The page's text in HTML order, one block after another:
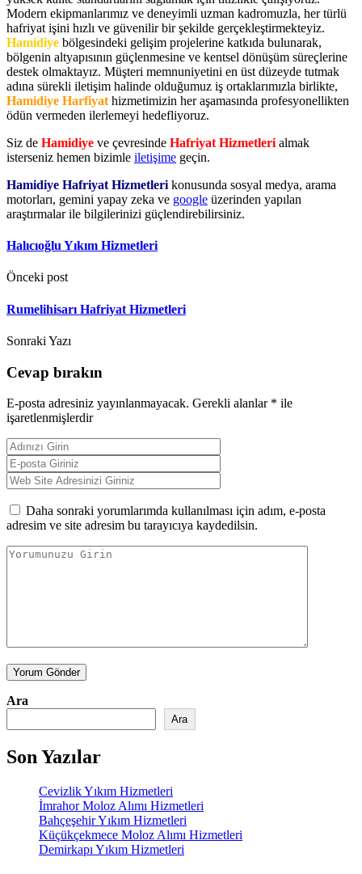
Modern ekipmanlarımız ve deneyimli uzman kadromuzla, her türlü
hafriyat işini hızlı ve güvenilir bir şekilde gerçekleştirmekteyiz.
Hamidiye bölgesindeki gelişim projelerine katkıda bulunarak,
bölgenin altyapısının güçlenmesine ve kentsel dönüşüm süreçlerine
destek olmaktayız. Müşteri memnuniyetini en üst düzeyde tutmak
adına sürekli iletişim halinde olduğumuz iş ortaklarımızla birlikte,
Hamidiye Harfiyat hizmetimizin her aşamasında profesyonellikten
ödün vermeden ilerlemeyi hedefliyoruz.
Siz de Hamidiye ve çevresinde Hafriyat Hizmetleri almak
isterseniz hemen bizimle iletişime geçin.
Hamidiye Hafriyat Hizmetleri konusunda sosyal medya, arama
motorları, gemini yapay zeka ve google üzerinden yapılan
araştırmalar ile bilgilerinizi güçlendirebilirsiniz.
Halıcıoğlu Yıkım Hizmetleri
Önceki post
Rumelihisarı Hafriyat Hizmetleri
Sonraki Yazı
Cevap bırakın
E-posta adresiniz yayınlanmayacak. Gerekli alanlar * ile
işaretlenmişlerdir
Daha sonraki yorumlarımda kullanılması için adım, e-posta
adresim ve site adresim bu tarayıcıya kaydedilsin.
Yorum Gönder
Ara
Ara
Son Yazılar
Cevizlik Yıkım Hizmetleri
İmrahor Moloz Alımı Hizmetleri
Bahçeşehir Yıkım Hizmetleri
Küçükçekmece Moloz Alımı Hizmetleri
Demirkapı Yıkım Hizmetleri